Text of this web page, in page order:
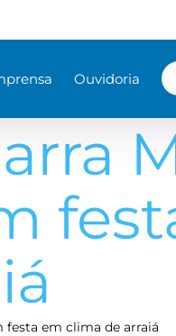
Ouvidoria
festa em clima de arraiá